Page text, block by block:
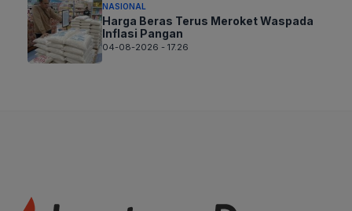
NASIONAL
Harga Beras Terus Meroket Waspada
Inflasi Pangan
04-08-2026 - 17.26